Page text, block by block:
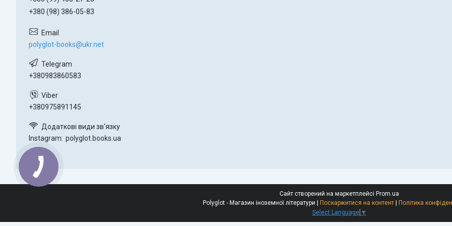
+380 (98) 386-05-83
polyglot-books@ukr.net
+380983860583
+380975891145
Instagram polyglot.books.ua
Сайт створений на маркетплейсі Prom.ua
Polyglot - Магазин іноземної літератури | Поскаржитися на контент | Політика
Select Language ▼